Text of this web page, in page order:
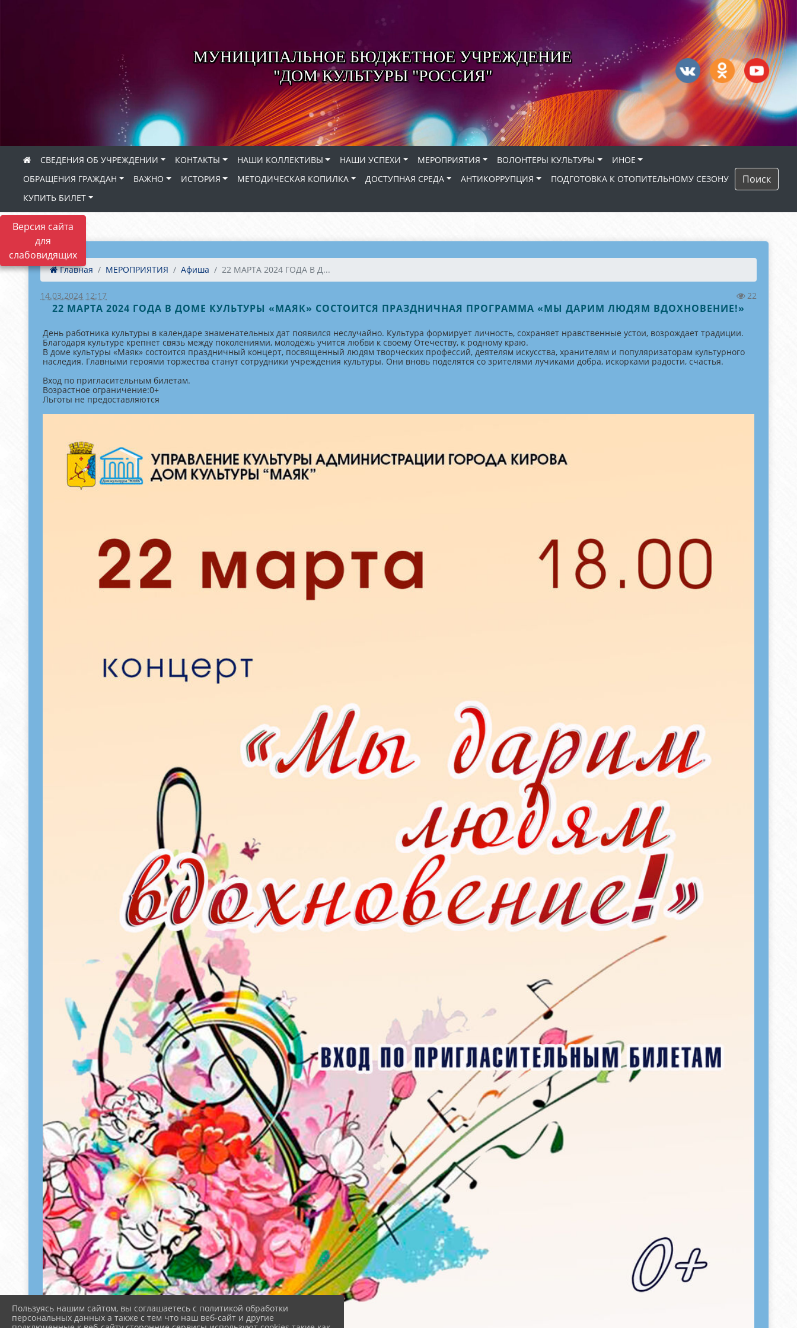
Версия сайта
для
слабовидящих
МУНИЦИПАЛЬНОЕ БЮДЖЕТНОЕ УЧРЕЖДЕНИЕ
"ДОМ КУЛЬТУРЫ "РОССИЯ"
СВЕДЕНИЯ ОБ УЧРЕЖДЕНИИ КОНТАКТЫ НАШИ КОЛЛЕКТИВЫ НАШИ УСПЕХИ МЕРОПРИЯТИЯ ВОЛОНТЕРЫ КУЛЬТУРЫ
ИНОЕ
ОБРАЩЕНИЯ ГРАЖДАН
ВАЖНО ИСТОРИЯ МЕТОДИЧЕСКАЯ КОПИЛКА ДОСТУПНАЯ СРЕДА АНТИКОРРУПЦИЯ
ПОДГОТОВКА К ОТОПИТЕЛЬНОМУ СЕЗОНУ
КУПИТЬ БИЛЕТ
Поиск
Главная МЕРОПРИЯТИЯ Афиша 22 МАРТА 2024 ГОДА В Д...
14.03.2024 12:17 22
22 МАРТА 2024 ГОДА В ДОМЕ КУЛЬТУРЫ «МАЯК» СОСТОИТСЯ ПРАЗДНИЧНАЯ ПРОГРАММА «МЫ ДАРИМ ЛЮДЯМ ВДОХНОВЕНИЕ!»
День работника культуры в календаре знаменательных дат появился неслучайно. Культура формирует личность, сохраняет нравственные устои, возрождает традиции.
Благодаря культуре крепнет связь между поколениями, молодёжь учится любви к своему Отечеству, к родному краю.
В доме культуры «Маяк» состоится праздничный концерт, посвященный людям творческих профессий, деятелям искусства, хранителям и популяризаторам культурного
наследия. Главными героями торжества станут сотрудники учреждения культуры. Они вновь поделятся со зрителями лучиками добра, искорками радости, счастья.
Вход по пригласительным билетам.
Возрастное ограничение:0+
Льготы не предоставляются
Пользуясь нашим сайтом, вы соглашаетесь с политикой обработки
персональных данных а также с тем что наш веб-сайт и другие